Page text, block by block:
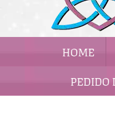
HOME
PEDIDO